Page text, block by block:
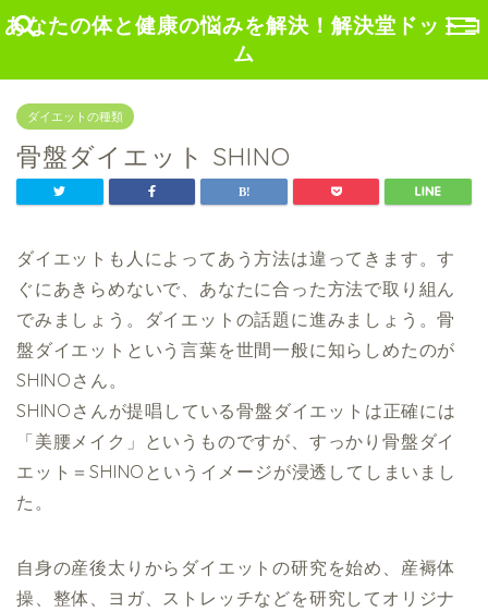
あなたの体と健康の悩みを解決！解決堂ドットコ
ム
ダイエットの種類
骨盤ダイエット SHINO
ダイエットも人によってあう方法は違ってきます。す
ぐにあきらめないで、あなたに合った方法で取り組ん
でみましょう。ダイエットの話題に進みましょう。骨
盤ダイエットという言葉を世間一般に知らしめたのが
SHINOさん。
SHINOさんが提唱している骨盤ダイエットは正確には
「美腰メイク」というものですが、すっかり骨盤ダイ
エット＝SHINOというイメージが浸透してしまいまし
た。
自身の産後太りからダイエットの研究を始め、産褥体
操、整体、ヨガ、ストレッチなどを研究してオリジナ